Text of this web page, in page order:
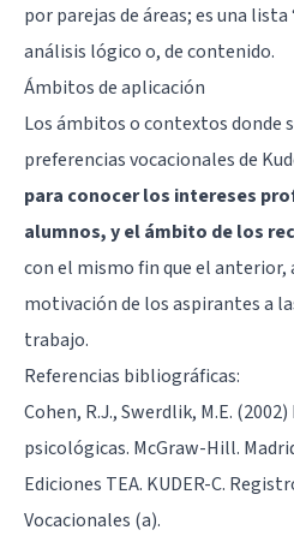
por parejas de áreas; es una
análisis lógico o, de contenido.
Ámbitos de aplicación
Los ámbitos o contextos donde
preferencias vocacionales de
para conocer los intereses
alumnos, y el ámbito de los
con el mismo fin que el anterior,
motivación de los aspirantes a
trabajo.
Referencias bibliográficas:
Cohen, R.J., Swerdlik, M.E.
psicológicas. McGraw-Hill.
Ediciones TEA. KUDER-C.
Vocacionales (a).